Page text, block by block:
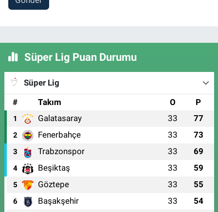
Süper Lig Puan Durumu
Süper Lig
#
Takım O P
1 Galatasaray 33 77
2 Fenerbahçe 33 73
3 Trabzonspor 33 69
4 Beşiktaş 33 59
5 Göztepe 33 55
6 Başakşehir 33 54